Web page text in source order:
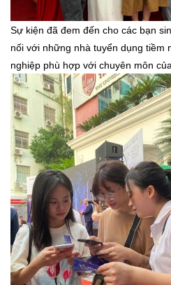
Sự kiện đã đem đến cho các bạn
nối với những nhà tuyển dụng tiềm
nghiệp phù hợp với chuyên môn